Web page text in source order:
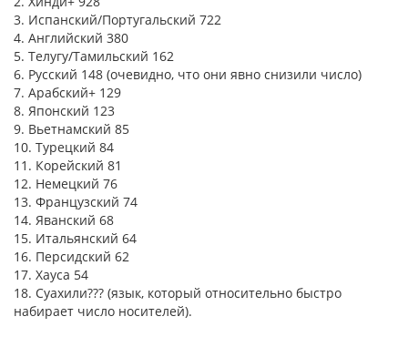
3. Испанский/Португальский 722
4. Английский 380
5. Телугу/Тамильский 162
6. Русский 148 (очевидно, что они явно снизили число)
7. Арабский+ 129
8. Японский 123
9. Вьетнамский 85
10. Турецкий 84
11. Корейский 81
12. Немецкий 76
13. Французский 74
14. Яванский 68
15. Итальянский 64
16. Персидский 62
17. Хауса 54
18. Суахили??? (язык, который относительно быстро
набирает число носителей).